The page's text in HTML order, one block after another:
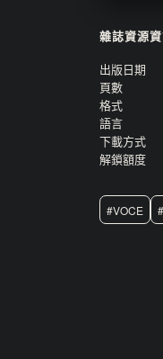
雜誌資源
出版日期
頁數
格式
語言
下載方式
解鎖額度
#VOCE